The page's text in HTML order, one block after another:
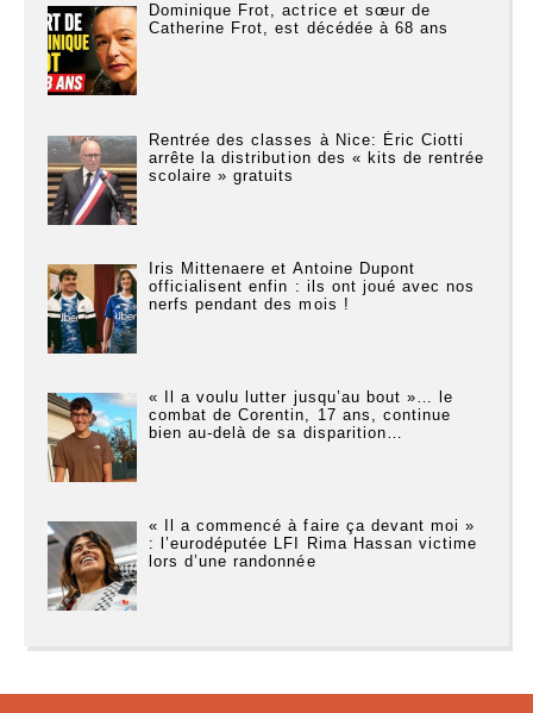
Dominique Frot, actrice et sœur de
Catherine Frot, est décédée à 68 ans
Rentrée des classes à Nice: Éric Ciotti
arrête la distribution des « kits de rentrée
scolaire » gratuits
Iris Mittenaere et Antoine Dupont
officialisent enfin : ils ont joué avec nos
nerfs pendant des mois !
« Il a voulu lutter jusqu’au bout »… le
combat de Corentin, 17 ans, continue
bien au-delà de sa disparition…
« Il a commencé à faire ça devant moi »
: l’eurodéputée LFI Rima Hassan victime
lors d’une randonnée